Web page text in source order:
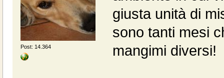
Post: 14.364
giusta unità di
sono tanti mesi
mangimi diversi!